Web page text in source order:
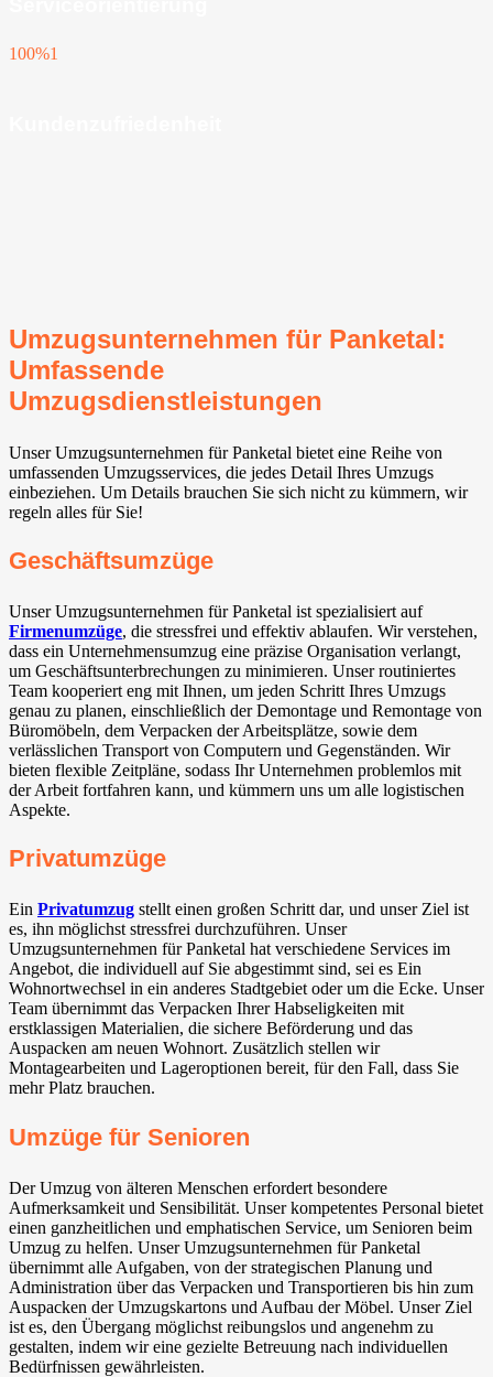
100%1
Umzugsunternehmen für Panketal⁠:
Umfassende
Umzugsdienstleistungen
Unser Umzugsunternehmen für Panketal⁠ bietet eine Reihe von
umfassenden Umzugsservices, die jedes Detail Ihres Umzugs
einbeziehen. Um Details brauchen Sie sich nicht zu kümmern, wir
regeln alles für Sie!
Geschäftsumzüge
Unser Umzugsunternehmen für Panketal⁠ ist spezialisiert auf
Firmenumzüge, die stressfrei und effektiv ablaufen. Wir verstehen,
dass ein Unternehmensumzug eine präzise Organisation verlangt,
um Geschäftsunterbrechungen zu minimieren. Unser routiniertes
Team kooperiert eng mit Ihnen, um jeden Schritt Ihres Umzugs
genau zu planen, einschließlich der Demontage und Remontage von
Büromöbeln, dem Verpacken der Arbeitsplätze, sowie dem
verlässlichen Transport von Computern und Gegenständen. Wir
bieten flexible Zeitpläne, sodass Ihr Unternehmen problemlos mit
der Arbeit fortfahren kann, und kümmern uns um alle logistischen
Aspekte.
Privatumzüge
Ein Privatumzug stellt einen großen Schritt dar, und unser Ziel ist
es, ihn möglichst stressfrei durchzuführen. Unser
Umzugsunternehmen für Panketal⁠ hat verschiedene Services im
Angebot, die individuell auf Sie abgestimmt sind, sei es Ein
Wohnortwechsel in ein anderes Stadtgebiet oder um die Ecke. Unser
Team übernimmt das Verpacken Ihrer Habseligkeiten mit
erstklassigen Materialien, die sichere Beförderung und das
Auspacken am neuen Wohnort. Zusätzlich stellen wir
Montagearbeiten und Lageroptionen bereit, für den Fall, dass Sie
mehr Platz brauchen.
Umzüge für Senioren
Der Umzug von älteren Menschen erfordert besondere
Aufmerksamkeit und Sensibilität. Unser kompetentes Personal bietet
einen ganzheitlichen und emphatischen Service, um Senioren beim
Umzug zu helfen. Unser Umzugsunternehmen für Panketal⁠
übernimmt alle Aufgaben, von der strategischen Planung und
Administration über das Verpacken und Transportieren bis hin zum
Auspacken der Umzugskartons und Aufbau der Möbel. Unser Ziel
ist es, den Übergang möglichst reibungslos und angenehm zu
gestalten, indem wir eine gezielte Betreuung nach individuellen
Bedürfnissen gewährleisten.